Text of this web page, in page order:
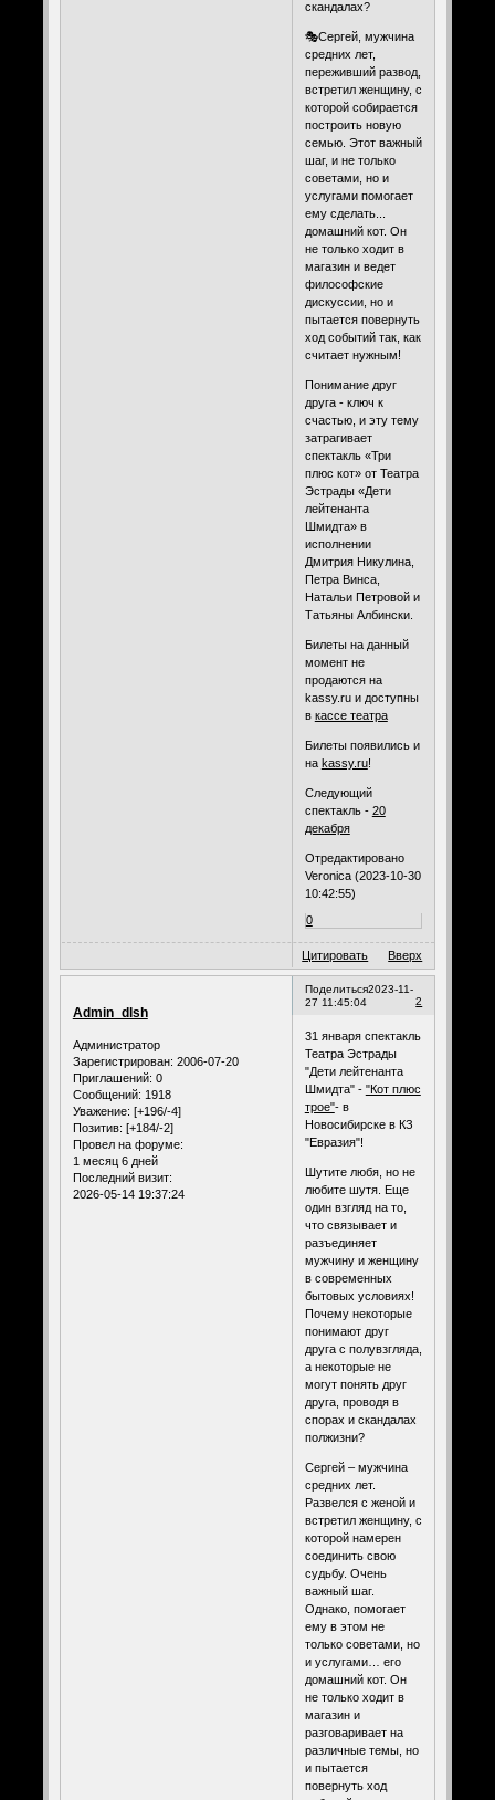
скандалах?
🎭Сергей, мужчина
средних лет,
переживший развод,
встретил женщину, с
которой собирается
построить новую
семью. Этот важный
шаг, и не только
советами, но и
услугами помогает
ему сделать...
домашний кот. Он
не только ходит в
магазин и ведет
философские
дискуссии, но и
пытается повернуть
ход событий так, как
считает нужным!
Понимание друг
друга - ключ к
счастью, и эту тему
затрагивает
спектакль «Три
плюс кот» от Театра
Эстрады «Дети
лейтенанта
Шмидта» в
исполнении
Дмитрия Никулина,
Петра Винса,
Натальи Петровой и
Татьяны Албински.
Билеты на данный
момент не
продаются на
kassy.ru и доступны
в кассе театра
Билеты появились и
на kassy.ru!
Следующий
спектакль - 20
декабря
Отредактировано
Veronica (2023-10-30
10:42:55)
0
Цитировать Вверх
Поделиться
2
2023-11-
27 11:45:04
Admin_dlsh
Администратор
Зарегистрирован: 2006-07-20
Приглашений: 0
Сообщений: 1918
Уважение: [+196/-4]
Позитив: [+184/-2]
Провел на форуме:
1 месяц 6 дней
Последний визит:
2026-05-14 19:37:24
31 января спектакль
Театра Эстрады
"Дети лейтенанта
Шмидта" - "Кот плюс
трое"- в
Новосибирске в КЗ
"Евразия"!
Шутите любя, но не
любите шутя. Еще
один взгляд на то,
что связывает и
разъединяет
мужчину и женщину
в современных
бытовых условиях!
Почему некоторые
понимают друг
друга с полувзгляда,
а некоторые не
могут понять друг
друга, проводя в
спорах и скандалах
полжизни?
Сергей – мужчина
средних лет.
Развелся с женой и
встретил женщину, с
которой намерен
соединить свою
судьбу. Очень
важный шаг.
Однако, помогает
ему в этом не
только советами, но
и услугами… его
домашний кот. Он
не только ходит в
магазин и
разговаривает на
различные темы, но
и пытается
повернуть ход